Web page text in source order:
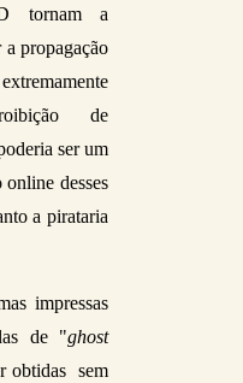
tornam a
propagação
de
ser um
desses
a pirataria
impressas
de "ghost
obtidas  sem